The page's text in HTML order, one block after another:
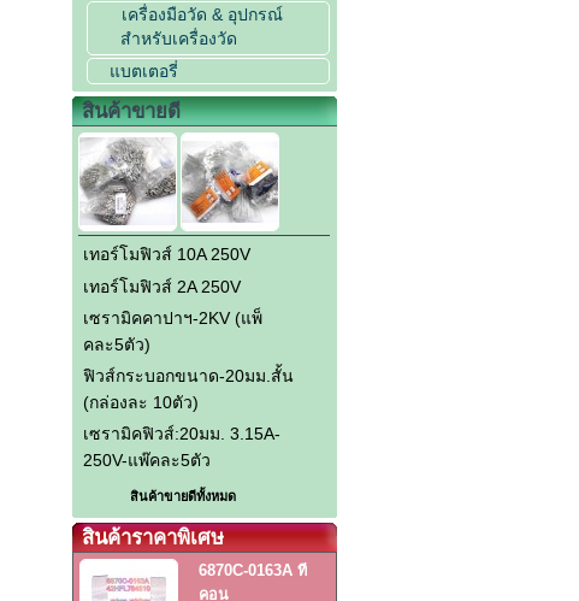
เครื่องมือวัด & อุปกรณ์
สำหรับเครื่องวัด
แบตเตอรี่
สินค้าขายดี
เทอร์โมฟิวส์ 10A 250V
เทอร์โมฟิวส์ 2A 250V
เซรามิคคาปาฯ-2KV (แพ็
คละ5ตัว)
ฟิวส์กระบอกขนาด-20มม.สั้น
(กล่องละ 10ตัว)
เซรามิคฟิวส์:20มม. 3.15A-
250V-แพ๊คละ5ตัว
สินค้าขายดีทั้งหมด
สินค้าราคาพิเศษ
6870C-0163A ที
คอน